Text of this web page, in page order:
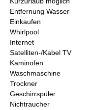
Entfernung Wasser
Einkaufen
Whirlpool
Internet
Satelliten-/Kabel TV
Kaminofen
Waschmaschine
Trockner
Geschirrspüler
Nichtraucher